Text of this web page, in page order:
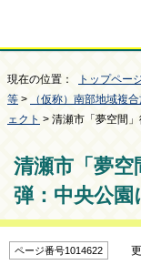
現在の位置： トップペー
等 > （仮称）南部地域複
ェクト > 清瀬市「夢空間
清瀬市「夢
弾：中央公
ページ番号1014622 更